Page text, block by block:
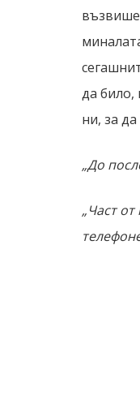
да било,
ни, за
„До
„Част